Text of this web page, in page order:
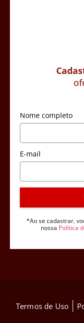
Nome completo
E-mail
*Ao se cadastrar,
nossa Política
Termos de Uso